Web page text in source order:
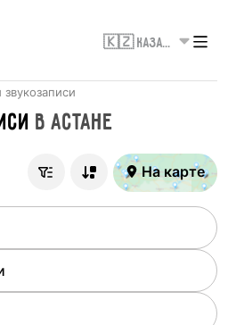
🇰🇿 Казахстан
звукозаписи
вАстане
На карте